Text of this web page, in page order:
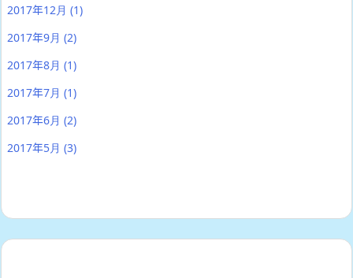
2017年12月 (1)
2017年9月 (2)
2017年8月 (1)
2017年7月 (1)
2017年6月 (2)
2017年5月 (3)